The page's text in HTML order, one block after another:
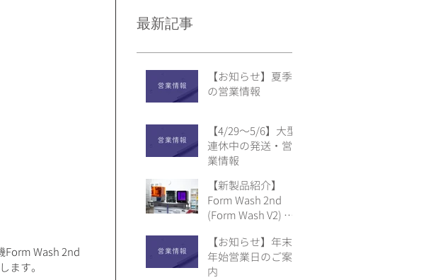
Form Wash 2nd
ます。
最新記事
【お知らせ】夏季
の営業情報
【4/29〜5/6】大型
連休中の発送・営
業情報
【新製品紹介】
Form Wash 2nd
(Form Wash V2) &
(Form Cure V2)
【お知らせ】年末
年始営業日のご案
内